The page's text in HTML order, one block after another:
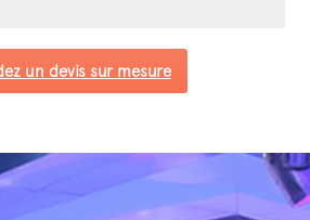
un devis sur mesure